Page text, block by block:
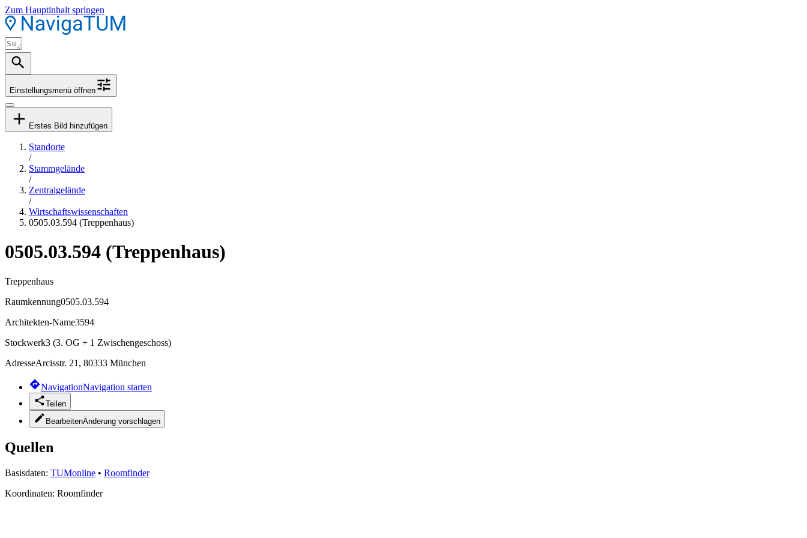
Zum Hauptinhalt springen
Einstellungsmenü öffnen
Erstes Bild hinzufügen
Standorte
/
Stammgelände
/
Zentralgelände
/
Wirtschaftswissenschaften
0505.03.594 (Treppenhaus)
0505.03.594 (Treppenhaus)
Treppenhaus
Raumkennung0505.03.594
Architekten-Name3594
Stockwerk3 (3. OG + 1 Zwischengeschoss)
AdresseArcisstr. 21, 80333 München
NavigationNavigation starten
Teilen
BearbeitenÄnderung vorschlagen
Quellen
Basisdaten: TUMonline • Roomfinder
Koordinaten: Roomfinder